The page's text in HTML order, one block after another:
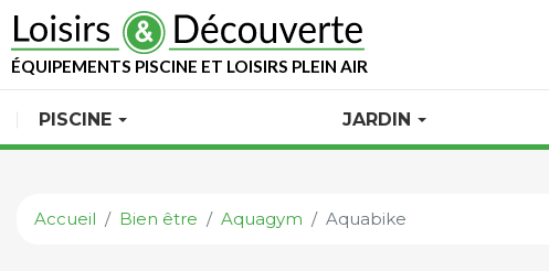
ÉQUIPEMENTS PISCINE ET LOISIRS PLEIN AIR
PISCINE JARDIN
Accueil Bien être Aquagym Aquabike